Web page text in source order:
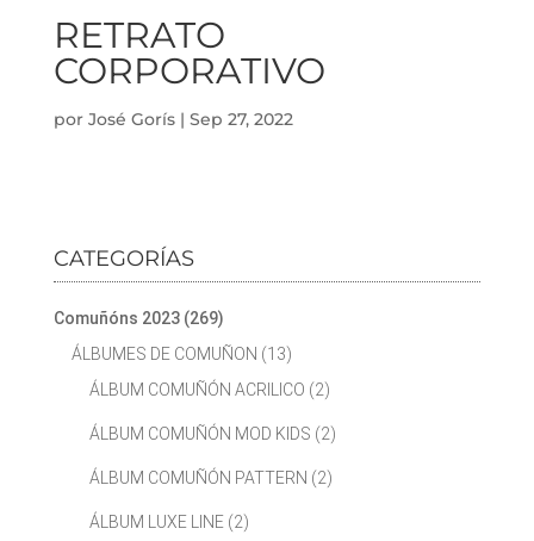
RETRATO
CORPORATIVO
por José Gorís| Sep 27, 2022
CATEGORÍAS
Comuñóns 2023 (269)
ÁLBUMES DE COMUÑON (13)
ÁLBUM COMUÑÓN ACRILICO (2)
ÁLBUM COMUÑÓN MOD KIDS (2)
ÁLBUM COMUÑÓN PATTERN (2)
ÁLBUM LUXE LINE (2)